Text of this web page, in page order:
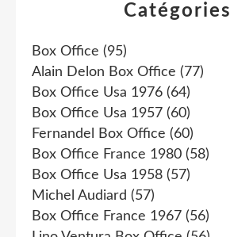
Catégories
Box Office (95)
Alain Delon Box Office (77)
Box Office Usa 1976 (64)
Box Office Usa 1957 (60)
Fernandel Box Office (60)
Box Office France 1980 (58)
Box Office Usa 1958 (57)
Michel Audiard (57)
Box Office France 1967 (56)